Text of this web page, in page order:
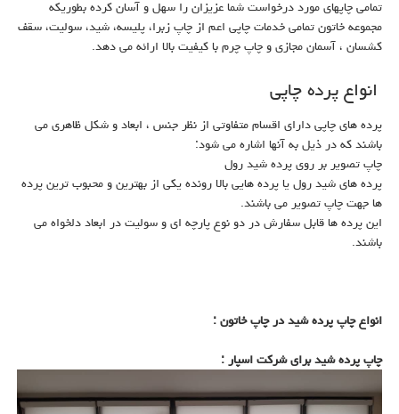
تمامی چاپهای مورد درخواست شما عزیزان را سهل و آسان کرده بطوریکه
مجموعه خاتون تمامی خدمات چاپی اعم از چاپ زبرا، پلیسه، شید، سولیت، سقف
کشسان ، آسمان مجازی و چاپ چرم با کیفیت بالا ارائه می دهد.
انواع پرده چاپی
پرده های چاپی دارای اقسام متفاوتی از نظر جنس ، ابعاد و شکل ظاهری می
باشند که در ذیل به آنها اشاره می شود:
چاپ تصویر بر روی پرده شید رول
پرده های شید رول یا پرده هایی بالا رونده یکی از بهترین و محبوب ترین پرده
ها جهت چاپ تصویر می باشند.
این پرده ها قابل سفارش در دو نوع پارچه ای و سولیت در ابعاد دلخواه می
باشند.
انواع چاپ پرده شید در چاپ خاتون :
چاپ پرده شید برای شرکت اسپار :